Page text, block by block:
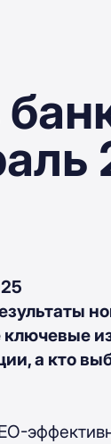
ключевые
а кто